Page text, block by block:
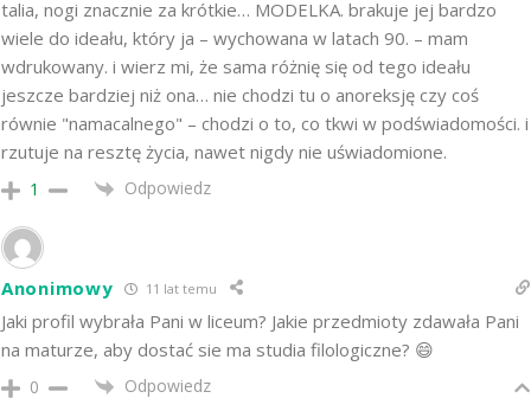
talia, nogi znacznie za krótkie… MODELKA. brakuje jej bardzo
wiele do ideału, który ja – wychowana w latach 90. – mam
wdrukowany. i wierz mi, że sama różnię się od tego ideału
jeszcze bardziej niż ona… nie chodzi tu o anoreksję czy coś
równie "namacalnego" – chodzi o to, co tkwi w podświadomości. i
rzutuje na resztę życia, nawet nigdy nie uświadomione.
1 Odpowiedz
Anonimowy 11 lat temu
Jaki profil wybrała Pani w liceum? Jakie przedmioty zdawała Pani
na maturze, aby dostać sie ma studia filologiczne? 😄
0 Odpowiedz